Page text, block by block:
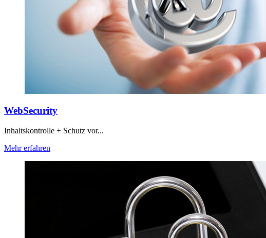
WebSecurity
Inhaltskontrolle + Schutz vor...
Mehr erfahren